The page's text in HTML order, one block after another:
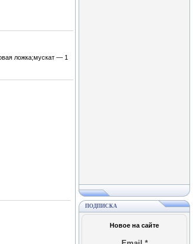
ложка;мускат — 1
ПОДПИСКА
Новое на сайте